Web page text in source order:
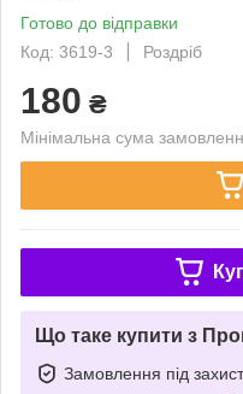
Готово до відправки
Код: 3619-3
Роздріб
180 ₴
Мінімальна сума
Що таке купити з
Замовлення під